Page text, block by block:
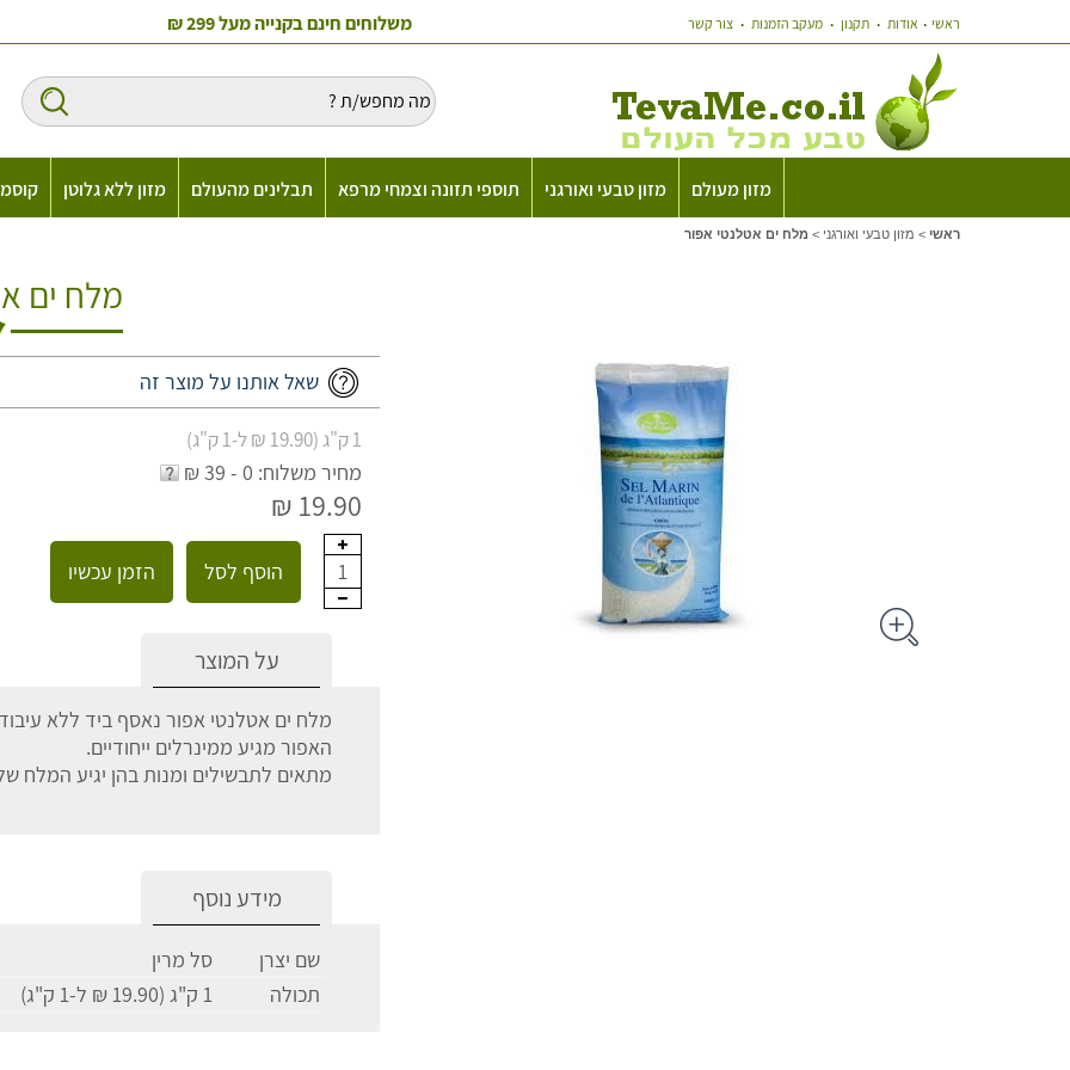
ראשי אודות תקנון מעקב הזמנות צור קשר משלוחים חינם בקנייה מעל 299 ₪
מזון מעולם מזון טבעי ואורגני תוספי תזונה וצמחי מרפא תבלינים מהעולם מזון ללא גלוטן
ראשי > מזון טבעי ואורגני > מלח ים אטלנטי אפור
מלח ים
שאל אותנו על מוצר זה
1 ק"ג (19.90 ₪ ל-1 ק"ג)
מחיר משלוח: 0 - 39 ₪
19.90 ₪
1 הוסף לסל הזמן עכשיו
על המוצר
מלח ים אטלנטי אפור נאסף ביד ללא עיבוד
האפור מגיע ממינרלים ייחודיים.
מתאים לתבשילים ומנות בהן יגיע המלח
מידע נוסף
שם יצרן
סל מרין
תכולה
1 ק"ג (19.90 ₪ ל-1 ק"ג)